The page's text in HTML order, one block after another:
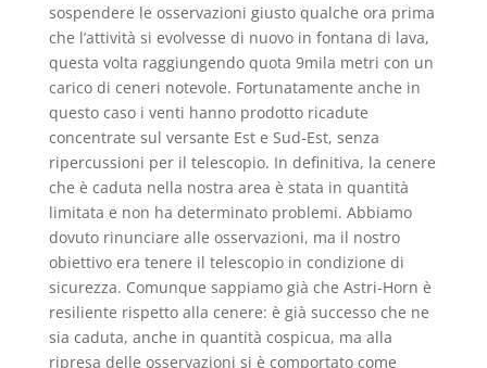
sospendere le osservazioni giusto qualche ora prima
che l’attività si evolvesse di nuovo in fontana di lava,
questa volta raggiungendo quota 9mila metri con un
carico di ceneri notevole. Fortunatamente anche in
questo caso i venti hanno prodotto ricadute
concentrate sul versante Est e Sud-Est, senza
ripercussioni per il telescopio. In definitiva, la cenere
che è caduta nella nostra area è stata in quantità
limitata e non ha determinato problemi. Abbiamo
dovuto rinunciare alle osservazioni, ma il nostro
obiettivo era tenere il telescopio in condizione di
sicurezza. Comunque sappiamo già che Astri-Horn è
resiliente rispetto alla cenere: è già successo che ne
sia caduta, anche in quantità cospicua, ma alla
ripresa delle osservazioni si è comportato come